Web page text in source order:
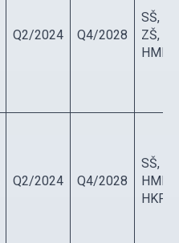
Q2/2024 Q4/2028
SŠ,
ZŠ,
HMP
Q2/2024 Q4/2028
SŠ,
HMP,
HKP